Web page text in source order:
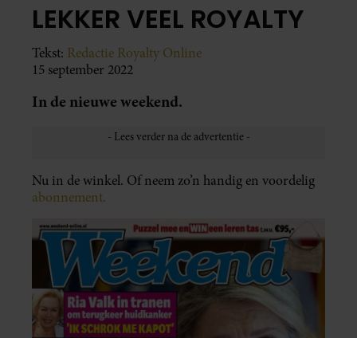
LEKKER VEEL ROYALTY
Tekst: Redactie Royalty Online
15 september 2022
In de nieuwe weekend.
Nu in de winkel. Of neem zo’n handig en voordelig
abonnement.